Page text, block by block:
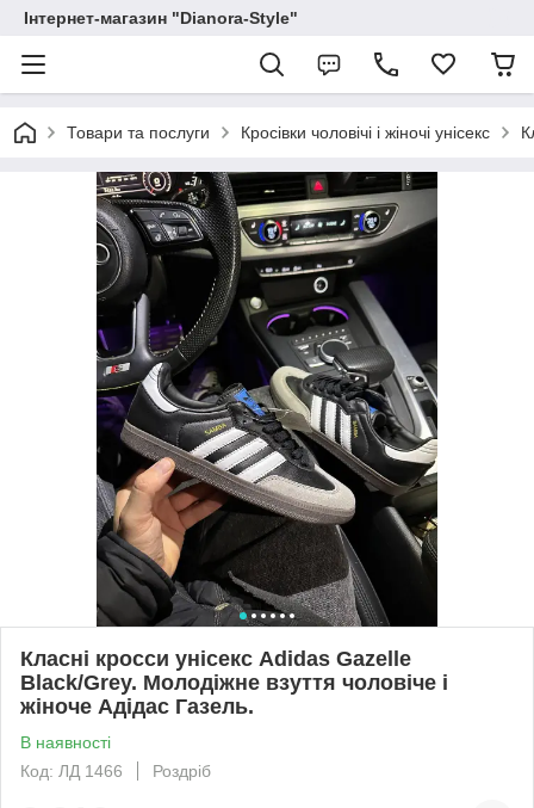
Інтернет-магазин "Dianora-Style"
Товари та послуги Кросівки чоловічі і жіночі унісекс
Класні кросси унісекс Adidas Gazelle
Black/Grey. Молодіжне взуття чоловіче і
жіноче Адідас Газель.
В наявності
Код: ЛД 1466
Роздріб